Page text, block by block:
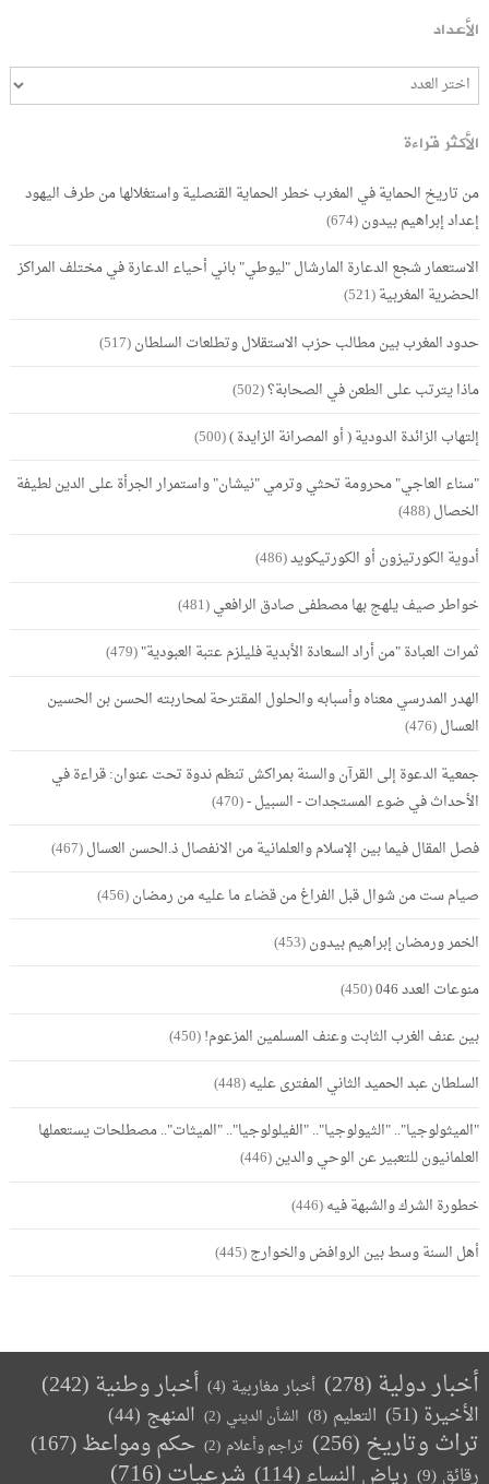
الأعداد
الأكثر قراءة
من تاريخ الحماية في المغرب خطر الحماية القنصلية واستغلالها من طرف اليهود
إعداد إبراهيم بيدون(674)
الاستعمار شجع الدعارة المارشال "ليوطي" باني أحياء الدعارة في مختلف المراكز
الحضرية المغربية(521)
حدود المغرب بين مطالب حزب الاستقلال وتطلعات السلطان(517)
ماذا يترتب على الطعن في الصحابة؟(502)
إلتهاب الزائدة الدودية ( أو المصرانة الزايدة )(500)
"سناء العاجي" محرومة تحثي وترمي "نيشان" واستمرار الجرأة على الدين لطيفة
الخصال(488)
أدوية الكورتيزون أو الكورتيكويد(486)
خواطر صيف يلهج بها مصطفى صادق الرافعي(481)
ثمرات العبادة "من أراد السعادة الأبدية فليلزم عتبة العبودية"(479)
الهدر المدرسي معناه وأسبابه والحلول المقترحة لمحاربته الحسن بن الحسين
العسال(476)
جمعية الدعوة إلى القرآن والسنة بمراكش تنظم ندوة تحت عنوان: قراءة في
الأحداث في ضوء المستجدات - السبيل -(470)
فصل المقال فيما بين الإسلام والعلمانية من الانفصال ذ.الحسن العسال(467)
صيام ست من شوال قبل الفراغ من قضاء ما عليه من رمضان(456)
الخمر ورمضان إبراهيم بيدون(453)
منوعات العدد 046
(450)
بين عنف الغرب الثابت وعنف المسلمين المزعوم!(450)
السلطان عبد الحميد الثاني المفترى عليه(448)
"الميثولوجيا".. "الثيولوجيا".. "الفيلولوجيا".. "الميثات".. مصطلحات يستعملها
العلمانيون للتعبير عن الوحي والدين(446)
خطورة الشرك والشبهة فيه(446)
أهل السنة وسط بين الروافض والخوارج(445)
أخبار دولية (278) أخبار مغاربية (4) أخبار وطنية(242)
الأخيرة (51) التعليم (8) الشأن الديني (2) المنهج (44)
تراث وتاريخ(256) تراجم وأعلام (2) حكم ومواعظ(167)
رقائق (9) رياض النساء(114) شرعيات(716)